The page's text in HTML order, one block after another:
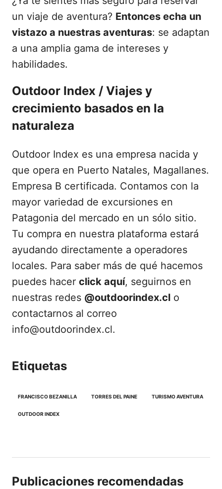
un viaje de aventura? Entonces echa un
vistazo a nuestras aventuras: se adaptan
a una amplia gama de intereses y
habilidades.
Outdoor Index / Viajes y
crecimiento basados en la
naturaleza
Outdoor Index es una empresa nacida y
que opera en Puerto Natales, Magallanes.
Empresa B certificada. Contamos con la
mayor variedad de excursiones en
Patagonia del mercado en un sólo sitio.
Tu compra en nuestra plataforma estará
ayudando directamente a operadores
locales. Para saber más de qué hacemos
puedes hacer click aquí, seguirnos en
nuestras redes @outdoorindex.cl o
contactarnos al correo
info@outdoorindex.cl.
Etiquetas
FRANCISCO BEZANILLA TORRES DEL PAINE TURISMO AVENTURA
OUTDOOR INDEX
Publicaciones recomendadas